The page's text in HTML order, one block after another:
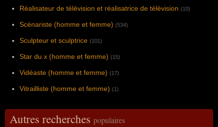
Réalisateur de télévision et réalisatrice de télévision (10)
Scénariste (homme et femme) (534)
Sculpteur et sculptrice (101)
Star du x (homme et femme) (15)
Vidéaste (homme et femme) (17)
Vitrailliste (homme et femme) (1)
Autres recherches populaires